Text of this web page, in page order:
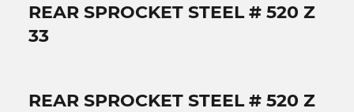
REAR SPROCKET STEEL # 520 Z
33
REAR SPROCKET STEEL # 520 Z